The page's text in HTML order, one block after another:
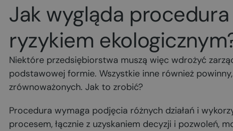
Jak wygląda
ryzykiem
Niektóre przedsiębiorstwa muszą więc wdrożyć
podstawowej formie. Wszystkie inne również
zrównoważonych. Jak to zrobić?
Procedura wymaga podjęcia różnych działań i
procesem, łącznie z uzyskaniem decyzji i pozwoleń,